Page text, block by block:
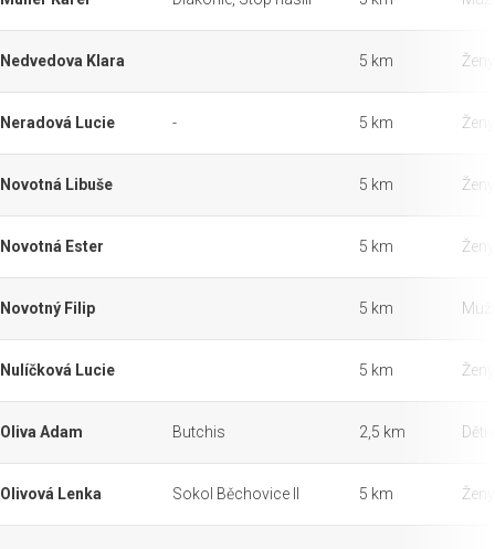
Nedvedova Klara 5 km Ženy
Neradová Lucie - 5 km Ženy
Novotná Libuše 5 km Ženy
Novotná Ester 5 km Ženy
Novotný Filip 5 km Muži
Nulíčková Lucie 5 km Ženy
Oliva Adam Butchis 2,5 km Děti
Olivová Lenka Sokol Běchovice II 5 km Ženy